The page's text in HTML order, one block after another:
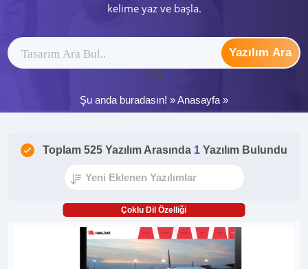
kelime yaz ve başla.
Yazılım Ara
ytag
Şu anda buradasın! »Anasayfa »
Toplam 525 Yazılım Arasında 1 Yazılım Bulundu
Çoklu Dil Özelliği